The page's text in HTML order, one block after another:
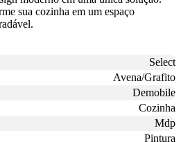
sua cozinha em um espaço
Select
Avena/Grafito
Demobile
Cozinha
Mdp
Pintura